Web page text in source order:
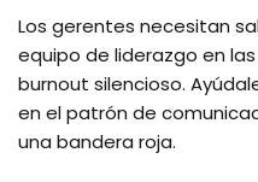
Los gerentes necesitan
equipo de liderazgo en
burnout silencioso.
en el patrón de
una bandera roja.